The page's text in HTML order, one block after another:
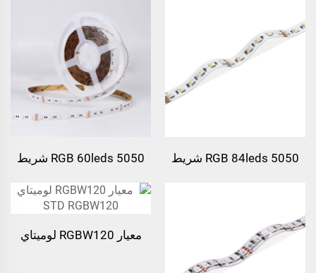
5050 RGB 84leds شريط
5050 RGB 60leds شريط
معيار RGBW120 لوميتاي